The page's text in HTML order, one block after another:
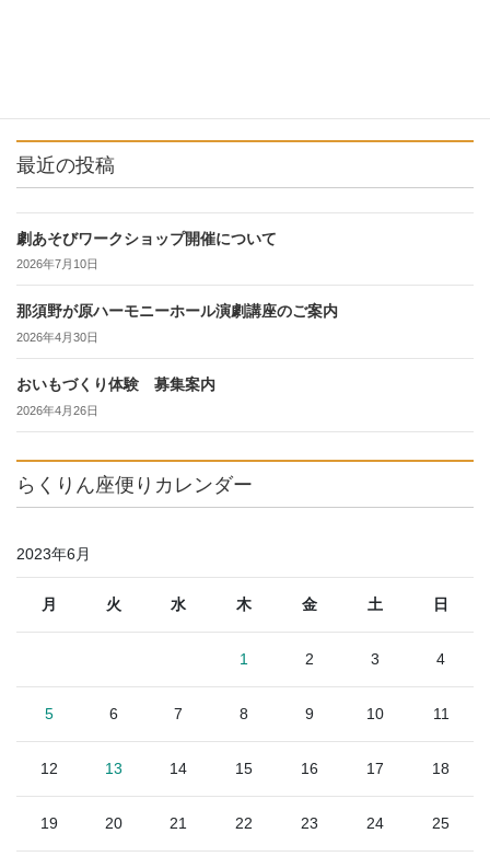
最近の投稿
劇あそびワークショップ開催について
2026年7月10日
那須野が原ハーモニーホール演劇講座のご案内
2026年4月30日
おいもづくり体験 募集案内
2026年4月26日
らくりん座便りカレンダー
2023年6月
月 火 水 木 金 土 日
1 2 3 4
5 6 7 8 9 10 11
12 13 14 15 16 17 18
19 20 21 22 23 24 25